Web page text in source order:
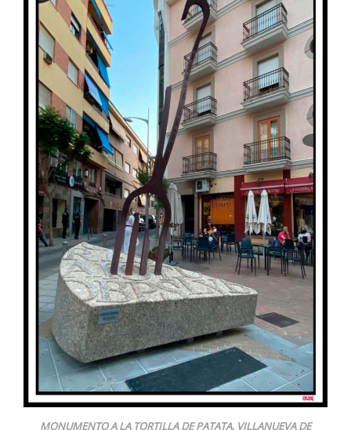
MONUMENTO A LA TORTILLA DE PATATA, VILLANUEVA DE